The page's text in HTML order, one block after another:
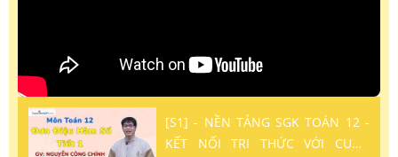
[S1] - NỀN TẢNG SGK TOÁN 12 -
KẾT NỐI TRI THỨC VỚI CUỘC